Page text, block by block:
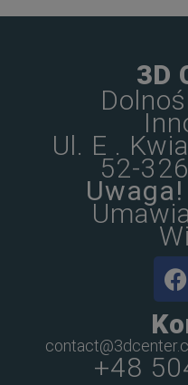
3D
Ul. E .
52-
Uwaga!
+48